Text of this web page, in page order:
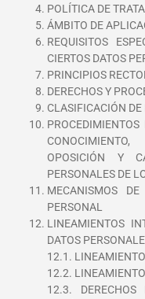
POLÍTICA DE
ÁMBITO DE
REQUISITOS
CIERTOS DATOS
PRINCIPIOS
DERECHOS Y
CLASIFICACIÓN DE
PROCEDIMIENTOS
OPOSICIÓN Y
PERSONALES DE
MECANISMOS
PERSONAL
LINEAMIENTOS
DATOS
12.1.
12.2.
12.3.